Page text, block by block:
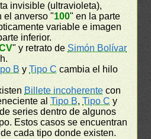
invisible (ultravioleta),
el anverso "100" en la parte
variable e imagen
inferior.
" y retrato deSimón Bolívar
B yTipo C cambia el hilo
Billete incoherente con
alTipo B,Tipo C y
series dentro de algunos
Estos casos se encuentran
cada tipo donde existen.